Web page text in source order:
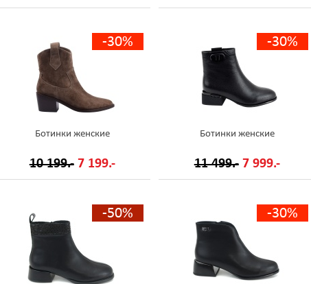
-30%
Ботинки женские
10 199.- 7 199.-
-30%
Ботинки женские
11 499.- 7 999.-
-50% -30%